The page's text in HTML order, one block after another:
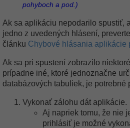
pohyboch a pod.)
Ak sa aplikáciu nepodarilo spustiť,
jedno z uvedených hlásení,
článku Chybové hlásania aplikácie
Ak sa pri spustení zobrazilo
prípadne iné, ktoré jednoznačne
databázových tabuliek, je potrebné
Vykonať zálohu dát aplikácie.
Aj napriek tomu, že nie
prihlásiť je možné